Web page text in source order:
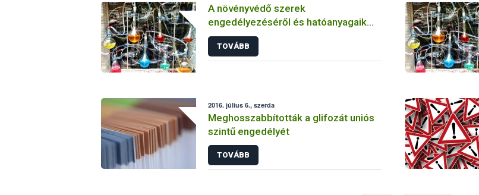
A növényvédő szerek
engedélyezéséről és hatóanyagaik
vizsgálatáról
TOVÁBB
2016. július 6., szerda
Meghosszabbították a glifozát uniós
szintű engedélyét
TOVÁBB